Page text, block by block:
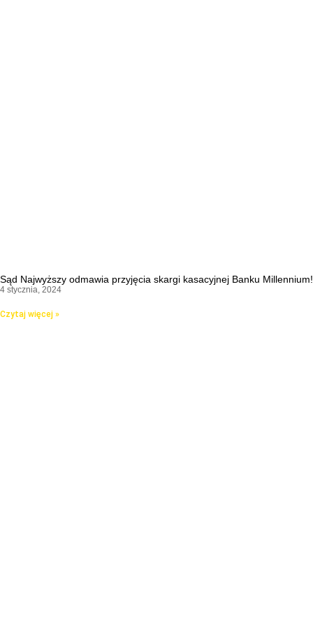
Sąd Najwyższy odmawia przyjęcia skargi kasacyjnej Banku Millennium!
4 stycznia, 2024
Czytaj więcej »